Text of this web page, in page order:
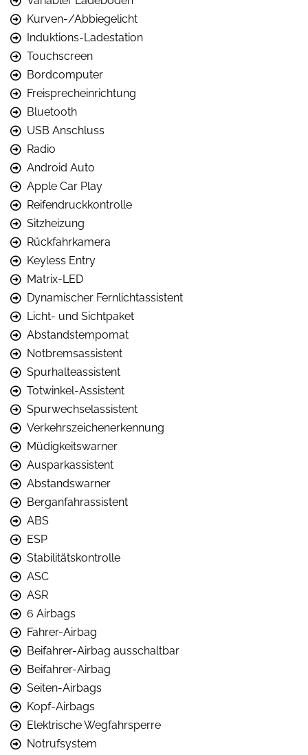
Kurven-/Abbiegelicht
Induktions-Ladestation
Touchscreen
Bordcomputer
Freisprecheinrichtung
Bluetooth
USB Anschluss
Radio
Android Auto
Apple Car Play
Reifendruckkontrolle
Sitzheizung
Rückfahrkamera
Keyless Entry
Matrix-LED
Dynamischer Fernlichtassistent
Licht- und Sichtpaket
Abstandstempomat
Notbremsassistent
Spurhalteassistent
Totwinkel-Assistent
Spurwechselassistent
Verkehrszeichenerkennung
Müdigkeitswarner
Ausparkassistent
Abstandswarner
Berganfahrassistent
ABS
ESP
Stabilitätskontrolle
ASC
ASR
6 Airbags
Fahrer-Airbag
Beifahrer-Airbag ausschaltbar
Beifahrer-Airbag
Seiten-Airbags
Kopf-Airbags
Elektrische Wegfahrsperre
Notrufsystem